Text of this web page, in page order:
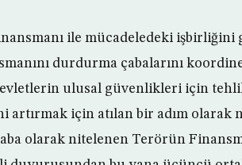
ile mücadeledeki işbirliğini
durdurma çabalarını
ulusal güvenlikleri için
artırmak için atılan bir adım olarak
olarak nitelenen Terörün